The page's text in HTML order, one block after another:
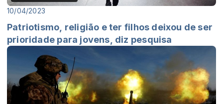
10/04/2023
Patriotismo, religião e ter filhos deixou de ser
prioridade para jovens, diz pesquisa